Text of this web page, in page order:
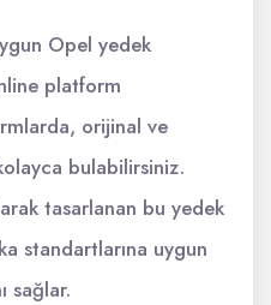
Opel yedek
platform
orijinal ve
bulabilirsiniz.
tasarlanan bu yedek
standartlarına uygun
sağlar.